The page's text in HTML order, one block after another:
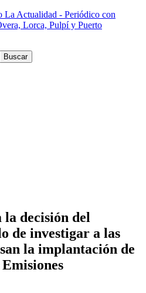
La Actualidad - Periódico con
Lorca, Pulpí y Puerto
decisión del
de investigar a las
la implantación de